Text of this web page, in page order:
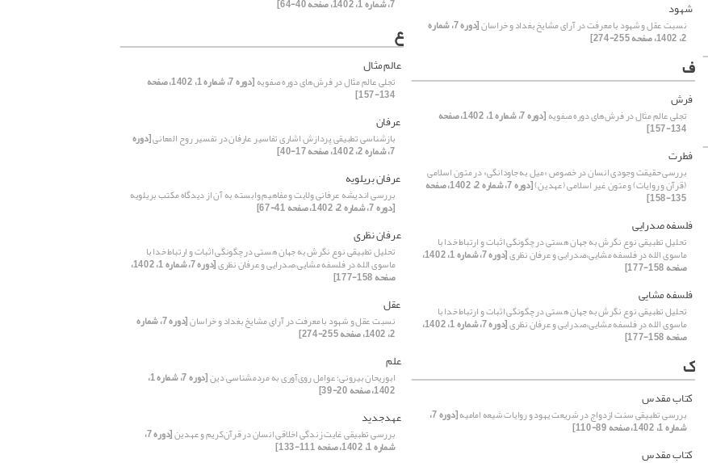
7، شماره 1، 1402، صفحه 40-64] شهود
نسبت عقل و شهود با معرفت در آرای مشایخ بغداد و خراسان [دوره 7، شماره
2، 1402، صفحه 255-274] ع
عالم مثال
تجلی عالم مثال در فرش‌های دوره صفویه [دوره 7، شماره 1، 1402، صفحه
134-157]
عرفان
بازشناسی تطبیقی پردازش اشاری تفاسیر عارفان در تفسیر روح المعانی[دوره
7، شماره 2، 1402، صفحه 17-40]
عرفان بریلویه
بررسی اندیشه عرفانی ولایت و مفاهیم وابسته به آن از دیدگاه مکتب بریلویه
[دوره 7، شماره 2، 1402، صفحه 41-67]
عرفان نظری
تحلیل تطبیقی نوع نگرش به جهان هستی در چگونگی اثبات و ارتباط خدا با
ماسوی الله در فلسفه مشایی،صدرایی و عرفان نظری [دوره 7، شماره 1، 1402،
صفحه 158-177]
عقل
نسبت عقل و شهود با معرفت در آرای مشایخ بغداد و خراسان [دوره 7، شماره
2، 1402، صفحه 255-274]
علم
ابوریحان بیرونی؛ عوامل روی‌آوری به مردم‎شناسی دین [دوره 7، شماره 1،
1402، صفحه 20-39]
عهدجدید
بررسی تطبیقی غایت ‌زندگی اخلاقی انسان در قرآن‌کریم و عهدین [دوره 7،
شماره 1، 1402، صفحه 111-133]
ف
فرش
تجلی عالم مثال در فرش‌های دوره صفویه [دوره 7، شماره 1، 1402، صفحه
134-157]
فطرت
بررسی حقیقت وجودی انسان در خصوص «میل به جاودانگی» در متون اسلامی
(قرآن و روایات) و متون غیر اسلامی (عهدین) [دوره 7، شماره 2، 1402، صفحه
135-158]
فلسفه صدرایی
تحلیل تطبیقی نوع نگرش به جهان هستی در چگونگی اثبات و ارتباط خدا با
ماسوی الله در فلسفه مشایی،صدرایی و عرفان نظری [دوره 7، شماره 1، 1402،
صفحه 158-177]
فلسفه مشایی
تحلیل تطبیقی نوع نگرش به جهان هستی در چگونگی اثبات و ارتباط خدا با
ماسوی الله در فلسفه مشایی،صدرایی و عرفان نظری [دوره 7، شماره 1، 1402،
صفحه 158-177]
ک
کتاب مقدس
بررسی تطبیقی سنت ازدواج در شریعت یهود و روایات شیعه امامیه [دوره 7،
شماره 1، 1402، صفحه 89-110]
کتاب مقدس